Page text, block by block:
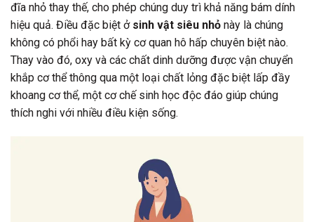
đĩa nhỏ thay thế, cho phép chúng duy trì khả năng bám dính
hiệu quả. Điều đặc biệt ở sinh vật siêu nhỏ này là chúng
không có phổi hay bất kỳ cơ quan hô hấp chuyên biệt nào.
Thay vào đó, oxy và các chất dinh dưỡng được vận chuyển
khắp cơ thể thông qua một loại chất lỏng đặc biệt lấp đầy
khoang cơ thể, một cơ chế sinh học độc đáo giúp chúng
thích nghi với nhiều điều kiện sống.